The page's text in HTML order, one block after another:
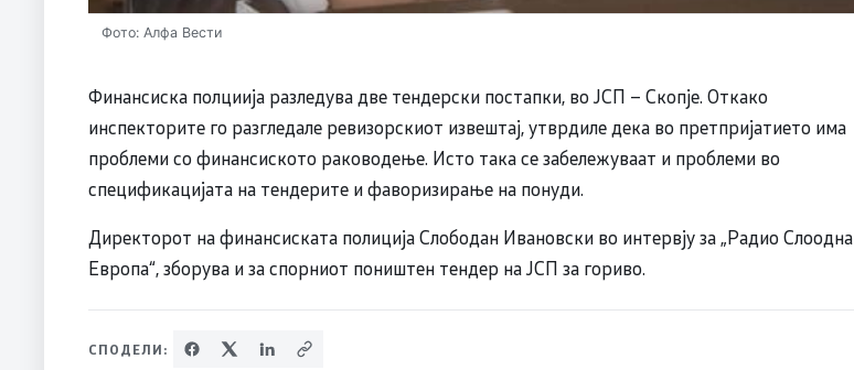
Фото: Алфа Вести
Финансиска полциија разледува две тендерски постапки, во ЈСП – Скопје. Откако
инспекторите го разгледале ревизорскиот извештај, утврдиле дека во претпријатието има
проблеми со финансиското раководење. Исто така се забележуваат и проблеми во
спецификацијата на тендерите и фаворизирање на понуди.
Директорот на финансиската полиција Слободан Ивановски во интервју за „Радио Слоодна
Европа“, зборува и за спорниот поништен тендер на ЈСП за гориво.
СПОДЕЛИ: